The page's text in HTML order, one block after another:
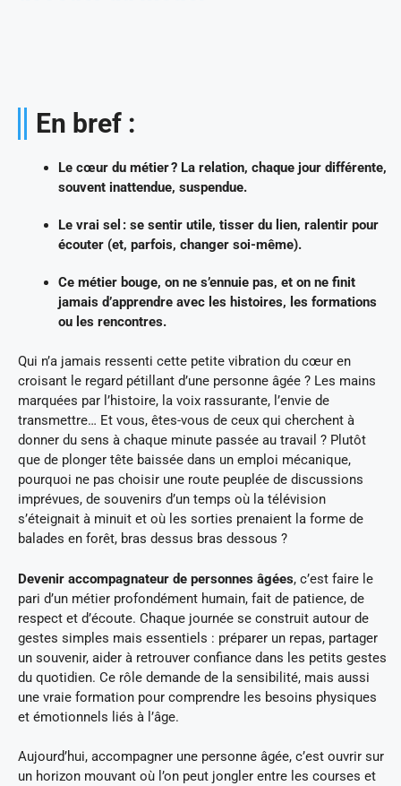
En bref :
Le cœur du métier ? La relation, chaque jour différente,
souvent inattendue, suspendue.
Le vrai sel : se sentir utile, tisser du lien, ralentir pour
écouter (et, parfois, changer soi-même).
Ce métier bouge, on ne s’ennuie pas, et on ne finit
jamais d’apprendre avec les histoires, les formations
ou les rencontres.
Qui n’a jamais ressenti cette petite vibration du cœur en
croisant le regard pétillant d’une personne âgée ? Les mains
marquées par l’histoire, la voix rassurante, l’envie de
transmettre… Et vous, êtes-vous de ceux qui cherchent à
donner du sens à chaque minute passée au travail ? Plutôt
que de plonger tête baissée dans un emploi mécanique,
pourquoi ne pas choisir une route peuplée de discussions
imprévues, de souvenirs d’un temps où la télévision
s’éteignait à minuit et où les sorties prenaient la forme de
balades en forêt, bras dessus bras dessous ?
Devenir accompagnateur de personnes âgées, c’est faire le
pari d’un métier profondément humain, fait de patience, de
respect et d’écoute. Chaque journée se construit autour de
gestes simples mais essentiels : préparer un repas, partager
un souvenir, aider à retrouver confiance dans les petits gestes
du quotidien. Ce rôle demande de la sensibilité, mais aussi
une vraie formation pour comprendre les besoins physiques
et émotionnels liés à l’âge.
Aujourd’hui, accompagner une personne âgée, c’est ouvrir sur
un horizon mouvant où l’on peut jongler entre les courses et